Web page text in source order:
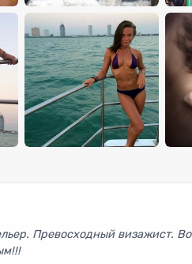
Превосходный визажист.